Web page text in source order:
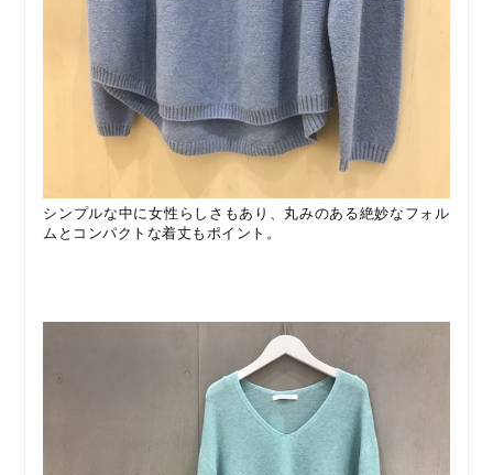
シンプルな中に女性らしさもあり、丸みのある絶妙なフォル
ムとコンパクトな着丈もポイント。